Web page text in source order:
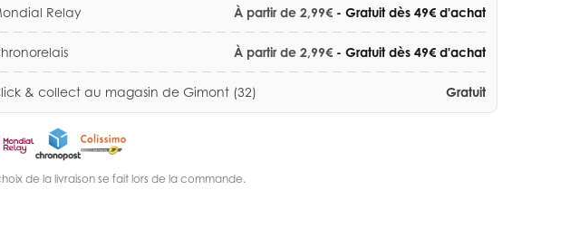
Relay À partir de 2,99€ - Gratuit dès 49€ d'achat
À partir de 2,99€ - Gratuit dès 49€ d'achat
& collect au magasin de Gimont (32) Gratuit
de la livraison se fait lors de la commande.